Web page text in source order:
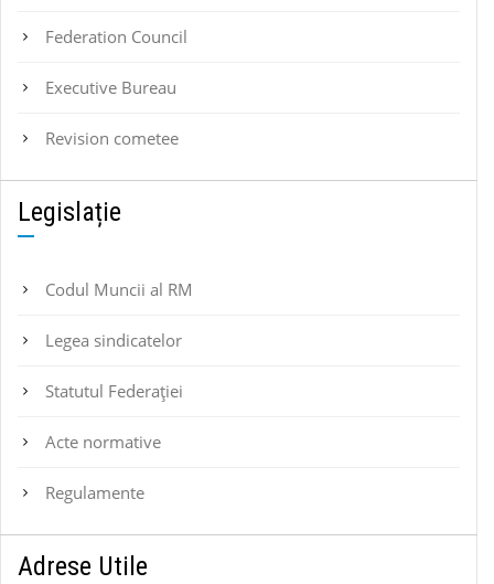
Federation Council
Executive Bureau
Revision cometee
Legislație
Codul Muncii al RM
Legea sindicatelor
Statutul Federaţiei
Acte normative
Regulamente
Adrese Utile